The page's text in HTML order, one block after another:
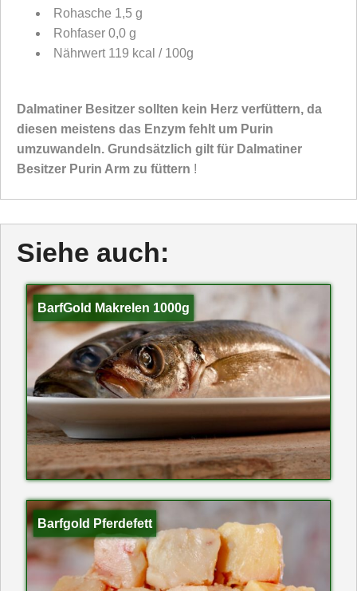
Rohasche 1,5 g
Rohfaser 0,0 g
Nährwert 119 kcal / 100g
Dalmatiner Besitzer sollten kein Herz verfüttern, da
diesen meistens das Enzym fehlt um Purin
umzuwandeln. Grundsätzlich gilt für Dalmatiner
Besitzer Purin Arm zu füttern !
Siehe auch:
BarfGold Makrelen 1000g
Barfgold Pferdefett